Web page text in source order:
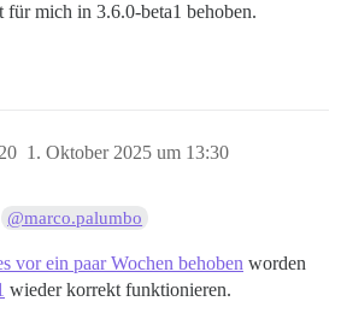
für mich in 3.6.0-beta1 behoben.
1. Oktober 2025 um 13:30
@marco.palumbo
vor ein paar Wochen behoben worden
wieder korrekt funktionieren.